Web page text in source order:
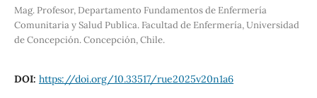
Mag. Profesor, Departamento Fundamentos de Enfermería
Comunitaria y Salud Publica. Facultad de Enfermería, Universidad
de Concepción. Concepción, Chile.
DOI: https://doi.org/10.33517/rue2025v20n1a6